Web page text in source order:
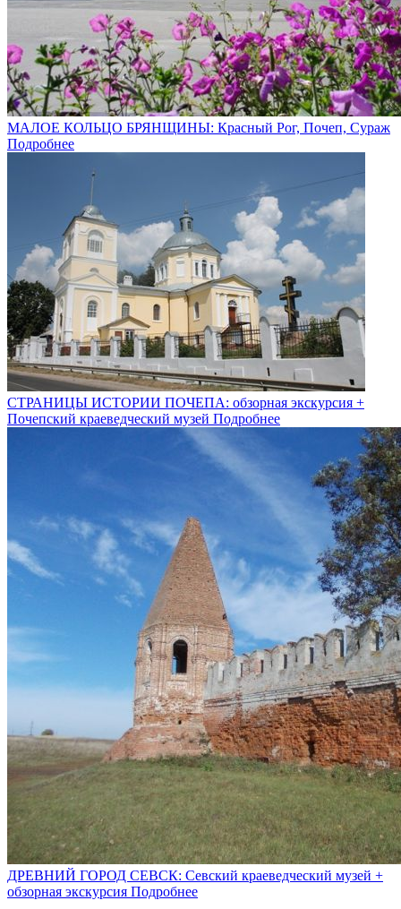
МАЛОЕ КОЛЬЦО БРЯНЩИНЫ: Красный Рог, Почеп, Сураж
Подробнее
СТРАНИЦЫ ИСТОРИИ ПОЧЕПА: обзорная экскурсия +
Почепский краеведческий музей Подробнее
ДРЕВНИЙ ГОРОД СЕВСК: Севский краеведческий музей +
обзорная экскурсия Подробнее